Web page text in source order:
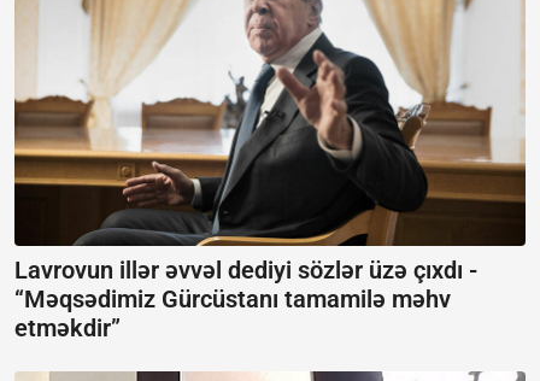
Lavrovun illər əvvəl dediyi sözlər üzə çıxdı -
“Məqsədimiz Gürcüstanı tamamilə məhv
etməkdir”